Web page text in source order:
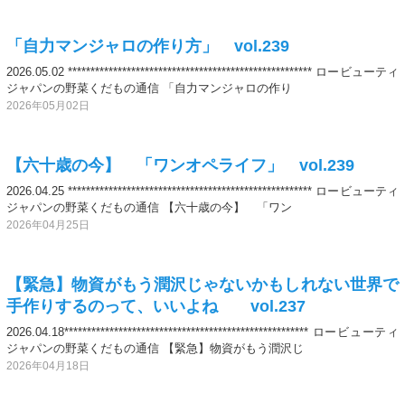
「自力マンジャロの作り方」 vol.239
2026.05.02 ****************************************************** ロービューティ
ジャパンの野菜くだもの通信 「自力マンジャロの作り
2026年05月02日
【六十歳の今】 「ワンオペライフ」 vol.239
2026.04.25 ****************************************************** ロービューティ
ジャパンの野菜くだもの通信 【六十歳の今】 「ワン
2026年04月25日
【緊急】物資がもう潤沢じゃないかもしれない世界で
手作りするのって、いいよね vol.237
2026.04.18****************************************************** ロービューティ
ジャパンの野菜くだもの通信 【緊急】物資がもう潤沢じ
2026年04月18日